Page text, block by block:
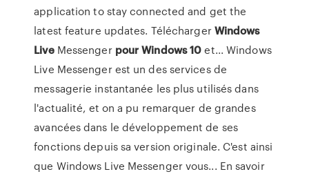
application to stay connected and get the
latest feature updates. TéléchargerWindows
LiveMessenger pour Windows10et... Windows
Live Messenger est un des services de
messagerie instantanée les plus utilisés dans
l'actualité, et on a pu remarquer de grandes
avancées dans le développement de ses
fonctions depuis sa version originale. C'est ainsi
que Windows Live Messenger vous... En savoir